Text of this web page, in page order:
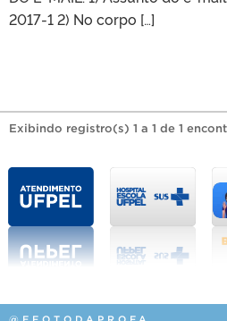
2017-1 2) No corpo […]
Exibindo registro(s) 1 a 1 de 1
@EFOTODAPROFA